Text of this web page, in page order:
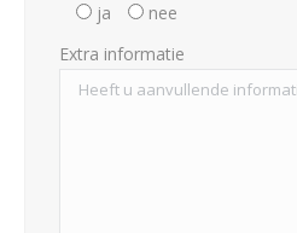
ja
nee
Extra informatie